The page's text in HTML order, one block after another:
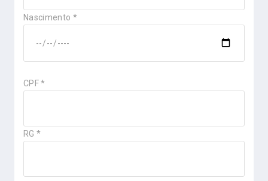
Nascimento *
CPF *
RG *